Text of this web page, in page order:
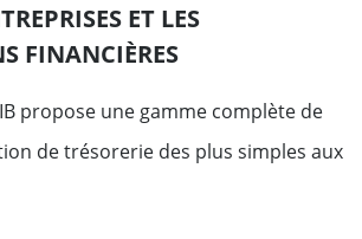
ET LES
FINANCIÈRES
propose une gamme complète de
de trésorerie des plus simples aux